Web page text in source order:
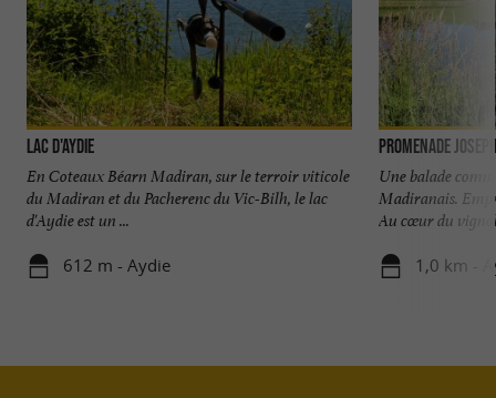
Lac d'Aydie
En Coteaux Béarn Madiran, sur le terroir viticole
du Madiran et du Pacherenc du Vic-Bilh, le lac
d'Aydie est un ...
612 m - Aydie
Promenade
Une balade
Madiranais.
Au cœur du
1,0 km -